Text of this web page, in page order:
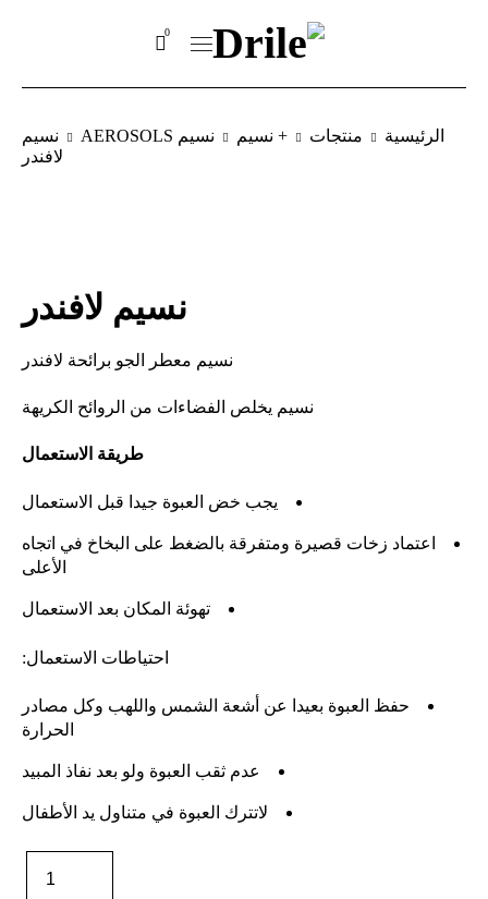
0
الرئيسية منتجات + نسيم نسيم AEROSOLS
نسيم
لافندر
نسيم لافندر
نسيم معطر الجو برائحة لافندر
نسيم يخلص الفضاءات من الروائح الكريهة
طريقة الاستعمال
يجب خض العبوة جيدا قبل الاستعمال
اعتماد زخات قصيرة ومتفرقة بالضغط على البخاخ في اتجاه
الأعلى
تهوئة المكان بعد الاستعمال
احتياطات الاستعمال:
حفظ العبوة بعيدا عن أشعة الشمس واللهب وكل مصادر
الحرارة
عدم ثقب العبوة ولو بعد نفاذ المبيد
لاتترك العبوة في متناول يد الأطفال